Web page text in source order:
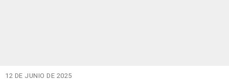
12 DE JUNIO DE 2025